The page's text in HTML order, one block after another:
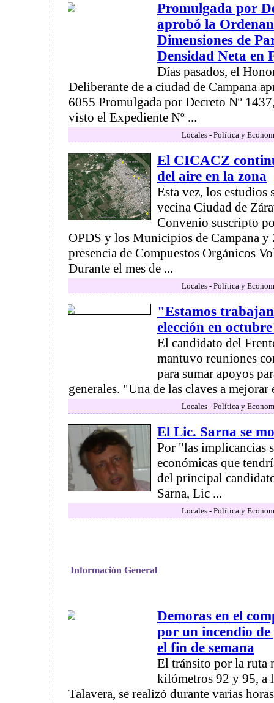
Promulgada por
aprobó la
Dimensiones de
Densidad Neta en
Días pasados, el
Deliberante de a ciudad de Campana
6055 Promulgada por Decreto Nº
visto el Expediente Nº ...
Locales - Política y
El CICACZ
del aire en la zona
Esta vez, los estudios
vecina Ciudad de
Convenio suscripto
OPDS y los Municipios de Campana y
presencia de Compuestos Orgánicos
Durante el mes de ...
Locales - Política y
"Estamos
elección en
El candidato del
mantuvo reuniones
para sumar apoyos
generales. "Una de las claves a
Locales - Política y
El Lic. Sarna se
Por "las implicancias
económicas que
del principal
Sarna, Lic ...
Locales - Política y
Información General
Demoras en el
por un incendio
el fin de semana
El tránsito por la ruta
kilómetros 92 y 95, a
Talavera, se realizó durante varias